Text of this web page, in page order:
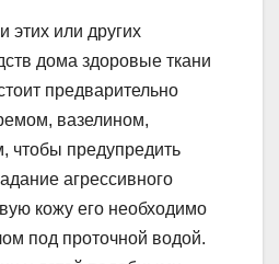
этих или других
дома здоровые ткани
предварительно
вазелином,
чтобы предупредить
агрессивного
кожу его необходимо
под проточной водой.